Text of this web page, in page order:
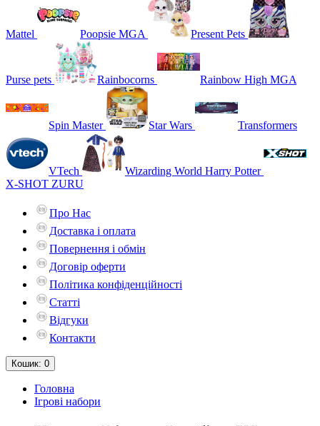
Mattel Poopsie MGA Present Pets
Purse pets Rainbocorns Rainbow High MGA
Spin Master Star Wars Transformers
VTech
Wizarding World Harry Potter
X-SHOT ZURU
Про Нас
Доставка і оплата
Повернення і обмін
Договір оферти
Політика конфіденційності
Статті
Відгуки
Контакти
Кошик: 0
Головна
Ігрові набори